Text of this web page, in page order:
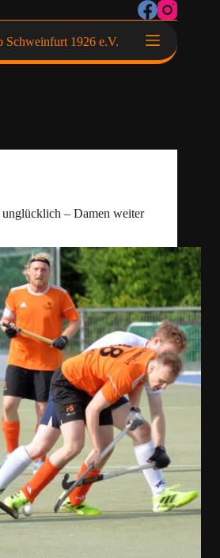
Schweinfurt 1926 e.V.
– Damen weiter